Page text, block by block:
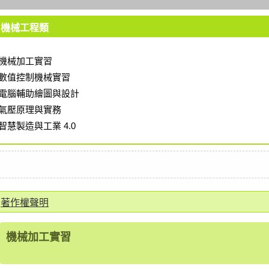
械工程類
械加工實習
值控制機械實習
腦輔助繪圖與設計
壓原理與實務
慧製造與工業 4.0
著作權聲明
機械加工實習